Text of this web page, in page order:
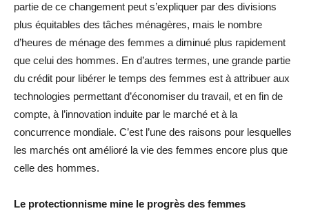
partie de ce changement peut s’expliquer par des divisions
plus équitables des tâches ménagères, mais le nombre
d’heures de ménage des femmes a diminué plus rapidement
que celui des hommes. En d’autres termes, une grande partie
du crédit pour libérer le temps des femmes est à attribuer aux
technologies permettant d’économiser du travail, et en fin de
compte, à l’innovation induite par le marché et à la
concurrence mondiale. C’est l’une des raisons pour lesquelles
les marchés ont amélioré la vie des femmes encore plus que
celle des hommes.
Le protectionnisme mine le progrès des femmes